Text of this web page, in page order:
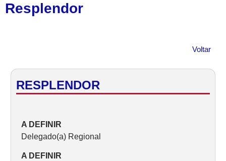
Resplendor
Voltar
RESPLENDOR
A DEFINIR
Delegado(a) Regional
A DEFINIR